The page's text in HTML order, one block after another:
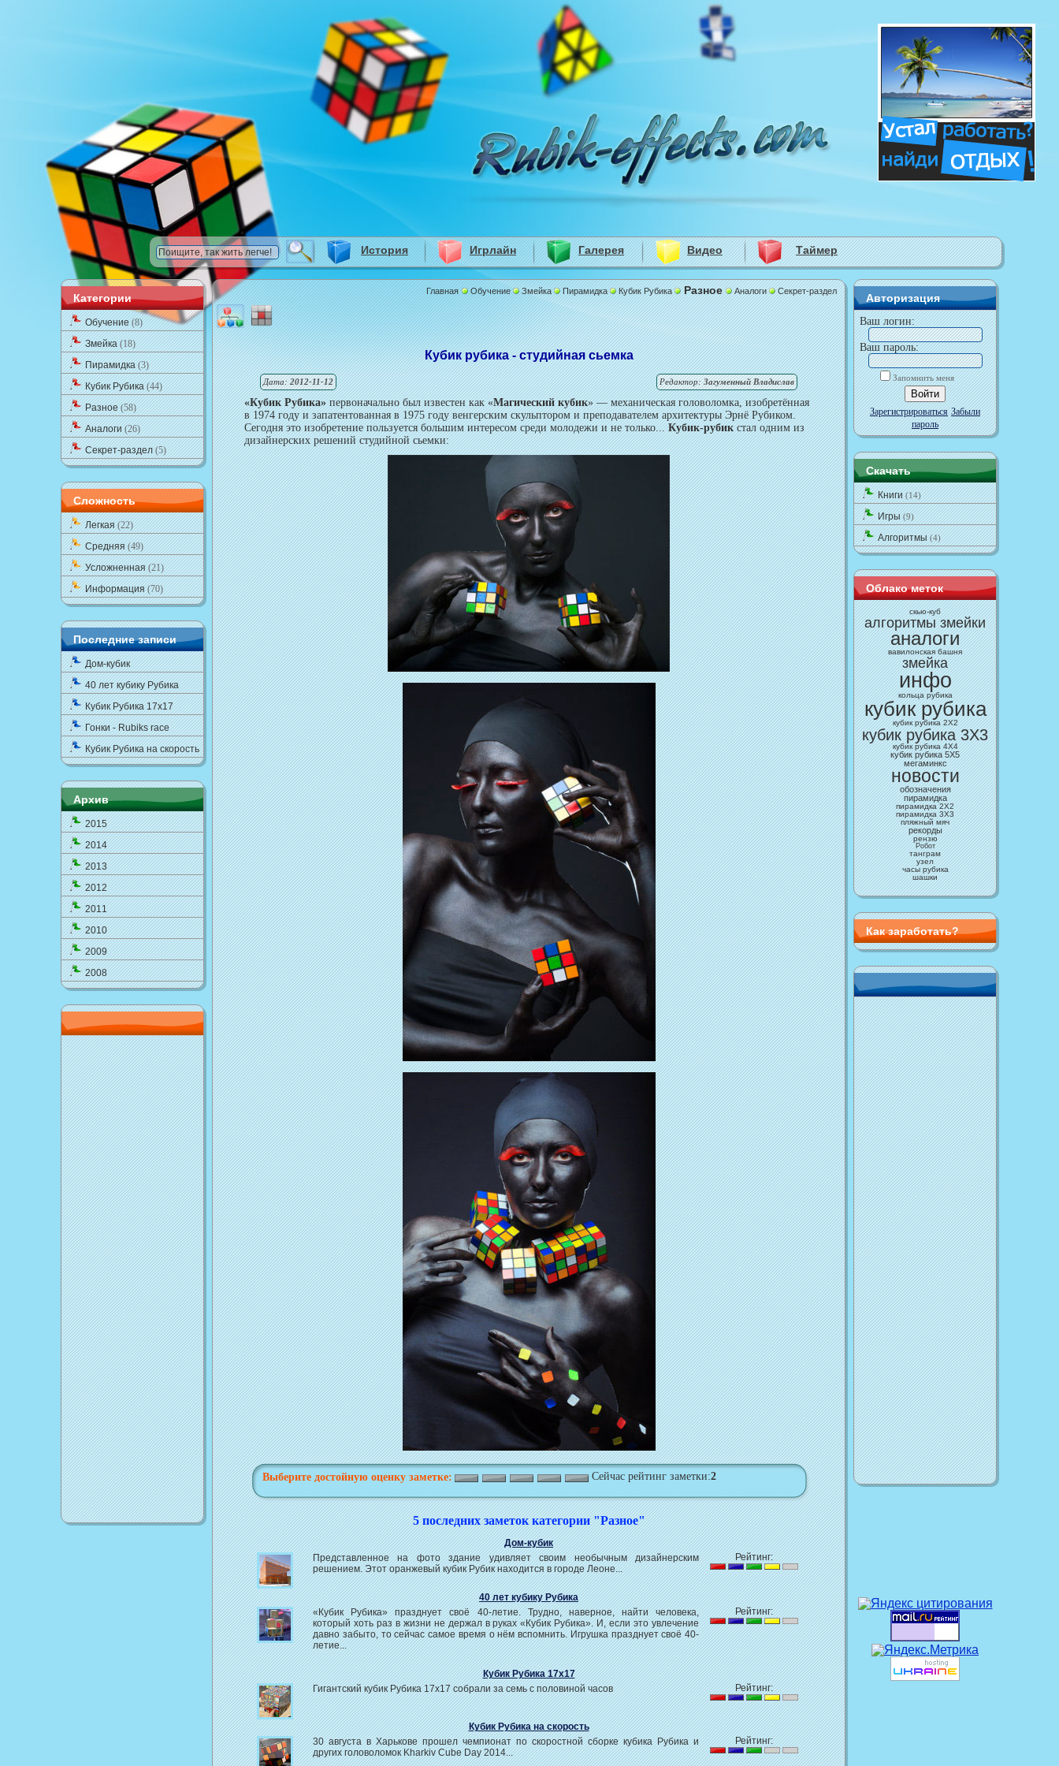
История Игрлайн Галерея Видео Таймер
Категории
Обучение(8)
Змейка(18)
Пирамидка(3)
Кубик Рубика(44)
Разное(58)
Аналоги(26)
Секрет-раздел(5)
Сложность
Легкая(22)
Средняя(49)
Усложненная(21)
Информация(70)
Последние записи
Дом-кубик
40 лет кубику Рубика
Кубик Рубика 17x17
Гонки - Rubiks race
Кубик Рубика на скорость
Архив
2015
2014
2013
2012
2011
2010
2009
2008
Главная Обучение Змейка Пирамидка Кубик Рубика Разное Аналоги Секрет-раздел
Кубик рубика - студийная сьемка
Дата:2012-11-12 Редактор:Загуменный Владислав
«Кубик Рубика»первоначально был известен как «Магический кубик» — механическая головоломка, изобретённая
в 1974 году и запатентованная в 1975 году венгерским скульптором и преподавателем архитектуры Эрнё Рубиком.
Сегодня это изобретение пользуется большим интересом среди молодежи и не только...Кубик-рубикстал одним из
дизайнерских решений студийной сьемки:
Выберите достойную оценку заметке: Сейчас рейтинг заметки:2
5 последних заметок категории "Разное"
Дом-кубик
Представленное на фото здание удивляет своим необычным дизайнерским
решением. Этот оранжевый кубик Рубик находится в городе Леоне...
Рейтинг:
40 лет кубику Рубика
«Кубик Рубика» празднует своё 40-летие. Трудно, наверное, найти человека,
который хоть раз в жизни не держал в руках «Кубик Рубика». И, если это увлечение
давно забыто, то сейчас самое время о нём вспомнить. Игрушка празднует своё 40-
летие...
Рейтинг:
Кубик Рубика 17x17
Гигантский кубик Рубика 17х17 собрали за семь с половиной часов
Рейтинг:
Кубик Рубика на скорость
30 августа в Харькове прошел чемпионат по скоростной сборке кубика Рубика и
других головоломок Kharkiv Cube Day 2014...
Рейтинг:
Авторизация
Ваш логин:
Ваш пароль:
Запомнить меня
Зарегистрироваться Забыли
пароль
Скачать
Книги(14)
Игры(9)
Алгоритмы(4)
Облако меток
cкью-куб
алгоритмы змейки
аналоги
вавилонская башня
змейка
инфо
кольца рубика
кубик рубика
кубик рубика 2Х2
кубик рубика 3X3
кубик рубика 4X4
кубик рубика 5Х5
мегаминкс
новости
обозначения
пирамидка
пирамидка 2Х2
пирамидка 3Х3
пляжный мяч
рекорды
рензю
Робот
танграм
узел
часы рубика
шашки
Как заработать?